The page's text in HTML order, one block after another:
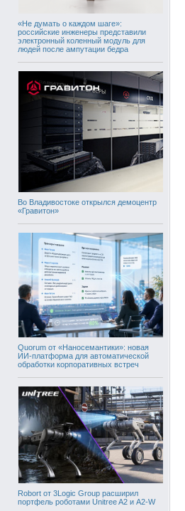
«Не думать о каждом шаге»:
российские инженеры представили
электронный коленный модуль для
людей после ампутации бедра
Во Владивостоке открылся демоцентр
«Гравитон»
Quorum от «Наносемантики»: новая
ИИ-платформа для автоматической
обработки корпоративных встреч
Robort от 3Logic Group расширил
портфель роботами Unitree A2 и A2-W